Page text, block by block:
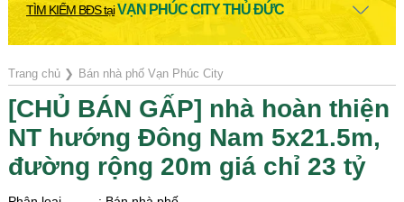
TÌM KIẾM BĐS tạiVẠN PHÚC CITY THỦ ĐỨC
Trang chủ❯ Bán nhà phố Vạn Phúc City
[CHỦ BÁN GẤP] nhà hoàn thiện
NT hướng Đông Nam 5x21.5m,
đường rộng 20m giá chỉ 23 tỷ